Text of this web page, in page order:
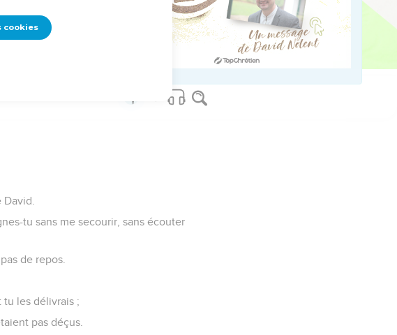
pourront rien faire,
ta puissance.
tu sans me secourir, sans écouter
de repos.
tu les délivrais ;
pas déçus.
cookies